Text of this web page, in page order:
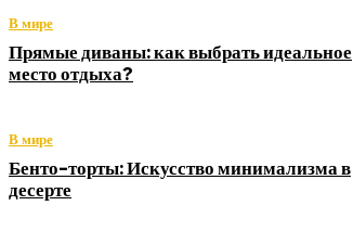
В мире
Прямые диваны: как выбрать идеальное
место отдыха?
В мире
Бенто-торты: Искусство минимализма в
десерте